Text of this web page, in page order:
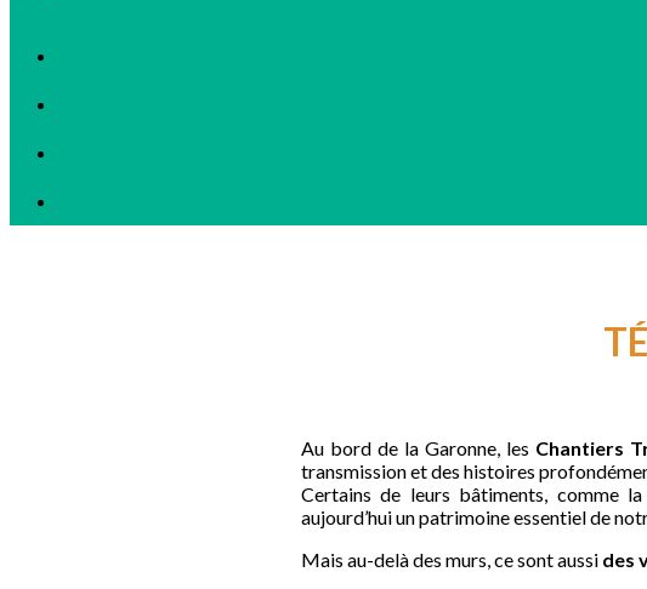
Au bord de la Garonne, les Chantiers
transmission et des histoires
Certains de leurs bâtiments, comme
aujourd’hui un patrimoine essentiel de
Mais au-delà des murs, ce sont aussi des